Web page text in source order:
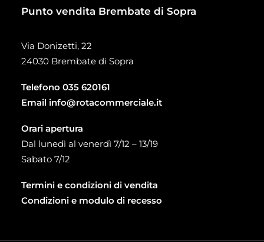
Punto vendita Brembate di Sopra
Via Donizetti, 22
24030 Brembate di Sopra
Telefono 035 620161
Email info@rotacommerciale.it
Orari apertura
Dal lunedì al venerdì 7/12 – 13/19
Sabato 7/12
Termini e condizioni di vendita
Condizioni e modulo di recesso